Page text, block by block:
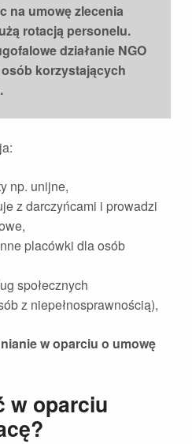
na umowę zlecenia
rotacją personelu.
działanie NGO
korzystających
np. unijne,
z darczyńcami i prowadzi
placówki dla osób
społecznych
z niepełnosprawnością),
w oparciu o umowę
w oparciu